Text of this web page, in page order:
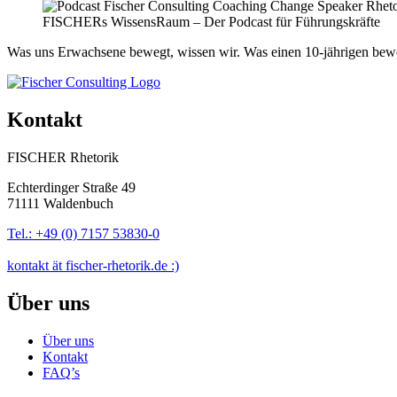
FISCHERs WissensRaum – Der Podcast für Führungskräfte
Was uns Erwachsene bewegt, wissen wir. Was einen 10-jährigen
Kontakt
FISCHER Rhetorik
Echterdinger Straße 49
71111 Waldenbuch
Tel.: +49 (0) 7157 53830-0
kontakt ät fischer-rhetorik.de :)
Über uns
Über uns
Kontakt
FAQ’s